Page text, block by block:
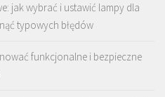
jak wybrać i ustawić lampy dla
typowych błędów
funkcjonalne i bezpieczne